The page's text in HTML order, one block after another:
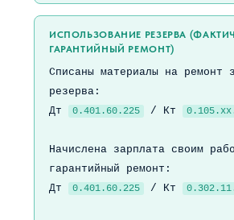
ИСПОЛЬЗОВАНИЕ РЕЗЕРВА
ГАРАНТИЙНЫЙ РЕМОНТ)
Списаны материалы на ремонт
резерва:
Дт
0.401.60.225 / Кт
Начислена зарплата своим
гарантийный ремонт:
Дт
0.401.60.225 / Кт